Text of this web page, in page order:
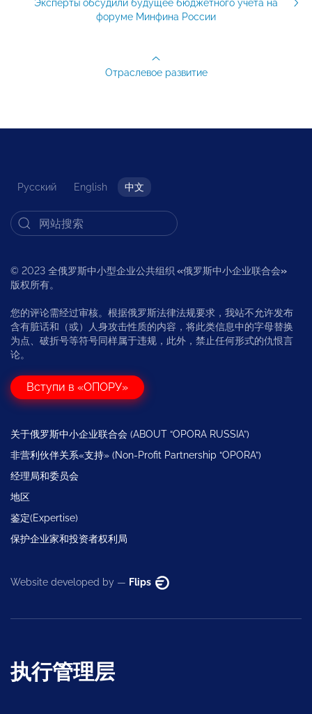
Эксперты обсудили будущее бюджетного учета на
форуме Минфина России
Отраслевое развитие
Русский English 中文
© 2023 全俄罗斯中小型企业公共组织 «俄罗斯中小企业联合会»
版权所有。
您的评论需经过审核。根据俄罗斯法律法规要求，我站不允许发布
含有脏话和（或）人身攻击性质的内容，将此类信息中的字母替换
为点、破折号等符号同样属于违规，此外，禁止任何形式的仇恨言
论。
Вступи в «ОПОРУ»
关于俄罗斯中小企业联合会 (ABOUT “OPORA RUSSIA”)
非营利伙伴关系«支持» (Non-Profit Partnership “OPORA”)
经理局和委员会
地区
鉴定(Expertise)
保护企业家和投资者权利局
Website developed by — Flips
执行管理层